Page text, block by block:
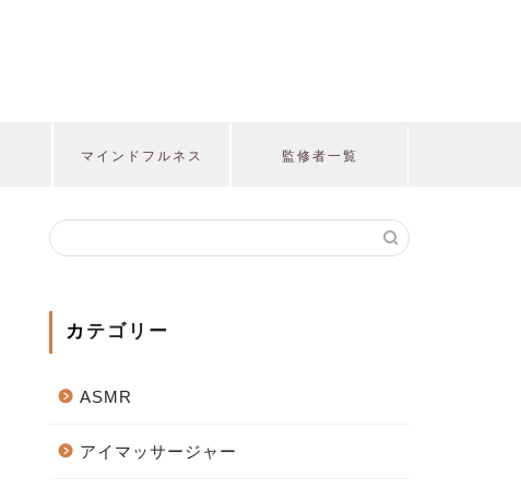
マインドフルネス 監修者一覧
カテゴリー
ASMR
アイマッサージャー